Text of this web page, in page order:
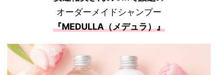
オーダーメイドシャンプー
『MEDULLA（メデュラ）』